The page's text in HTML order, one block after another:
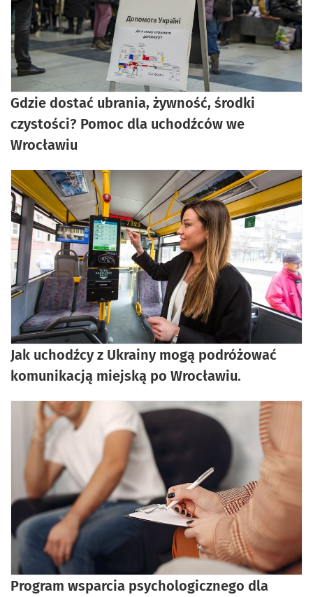
Gdzie dostać ubrania, żywność, środki
czystości? Pomoc dla uchodźców we
Wrocławiu
Jak uchodźcy z Ukrainy mogą podróżować
komunikacją miejską po Wrocławiu.
Program wsparcia psychologicznego dla